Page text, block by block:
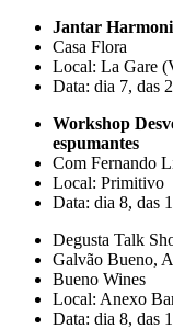
Jantar
Casa Flora
Local: La Gare
Data: dia 7, das
Workshop
espumantes
Com Fernando
Local: Primitivo
Data: dia 8, das
Degusta Talk
Galvão Bueno,
Bueno Wines
Local: Anexo
Data: dia 8, das